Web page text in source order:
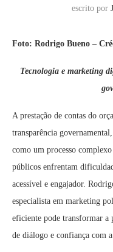
escrito por
Foto: Rodrigo Bueno –
Tecnologia e marketing
A prestação de contas do
transparência
como um processo
públicos enfrentam
acessível e engajador.
especialista em marketing
eficiente pode transformar a
de diálogo e confiança com